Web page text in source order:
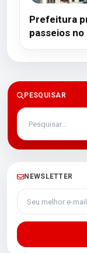
Prefeitura
passeios no
PESQUISAR
NEWSLETTER
Seu melhor e-mail